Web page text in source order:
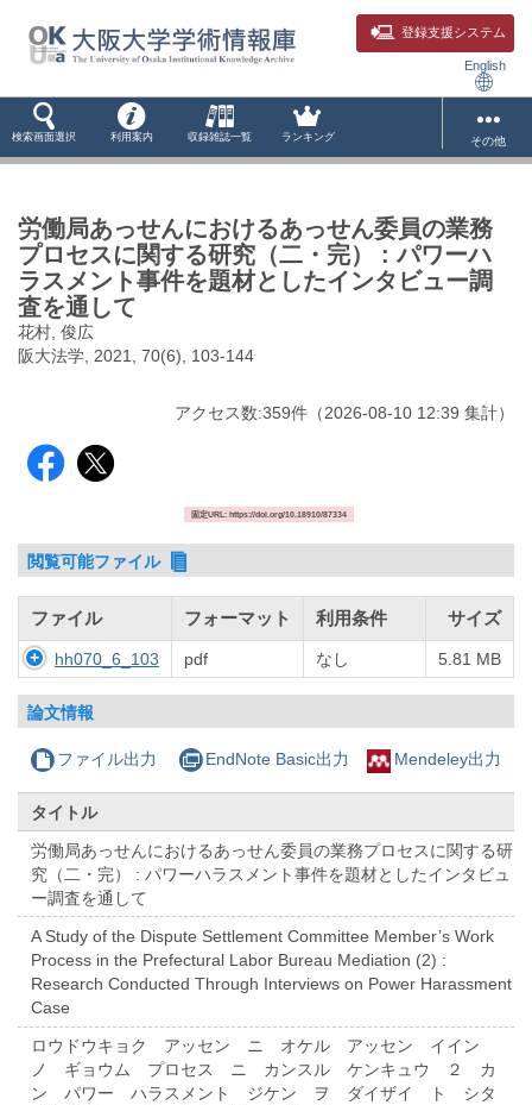
登録支援システム
English
検索画面選択 利用案内 収録雑誌一覧 ランキング その他
労働局あっせんにおけるあっせん委員の業務
プロセスに関する研究（二・完） : パワーハ
ラスメント事件を題材としたインタビュー調
査を通して
花村, 俊広
阪大法学, 2021, 70(6), 103-144
アクセス数:359件 （2026-08-10 12:39 集計）
固定URL: https://doi.org/10.18910/87334
閲覧可能ファイル
ファイル フォーマット 利用条件 サイズ
hh070_6_103 pdf なし 5.81 MB
論文情報
ファイル出力 EndNote Basic出力 Mendeley出力
タイトル
労働局あっせんにおけるあっせん委員の業務プロセスに関する研
究（二・完） : パワーハラスメント事件を題材としたインタビュ
ー調査を通して
A Study of the Dispute Settlement Committee Member’s Work
Process in the Prefectural Labor Bureau Mediation (2) :
Research Conducted Through Interviews on Power Harassment
Case
ロウドウキョク アッセン ニ オケル アッセン イイン
ノ ギョウム プロセス ニ カンスル ケンキュウ ２ カ
ン パワー ハラスメント ジケン ヲ ダイザイ ト シタ